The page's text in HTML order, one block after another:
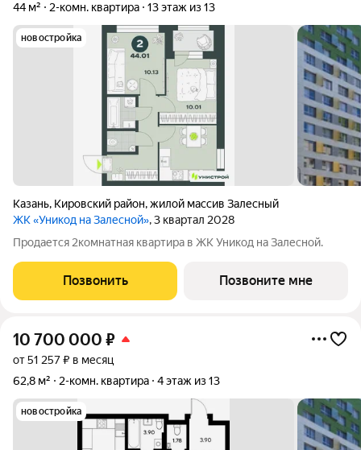
44 м²
2-комн. квартира 13 этаж из 13
новостройка
Казань, Кировский район,жилой массив Залесный
ЖК «Уникод на Залесной», 3 квартал 2028
Продается 2комнатная квартира в ЖК Уникод на Залесной.
Позвонить Позвоните мне
10 700 000 ₽
от 51 257 ₽ в месяц
62,8 м²
2-комн. квартира 4 этаж из 13
новостройка